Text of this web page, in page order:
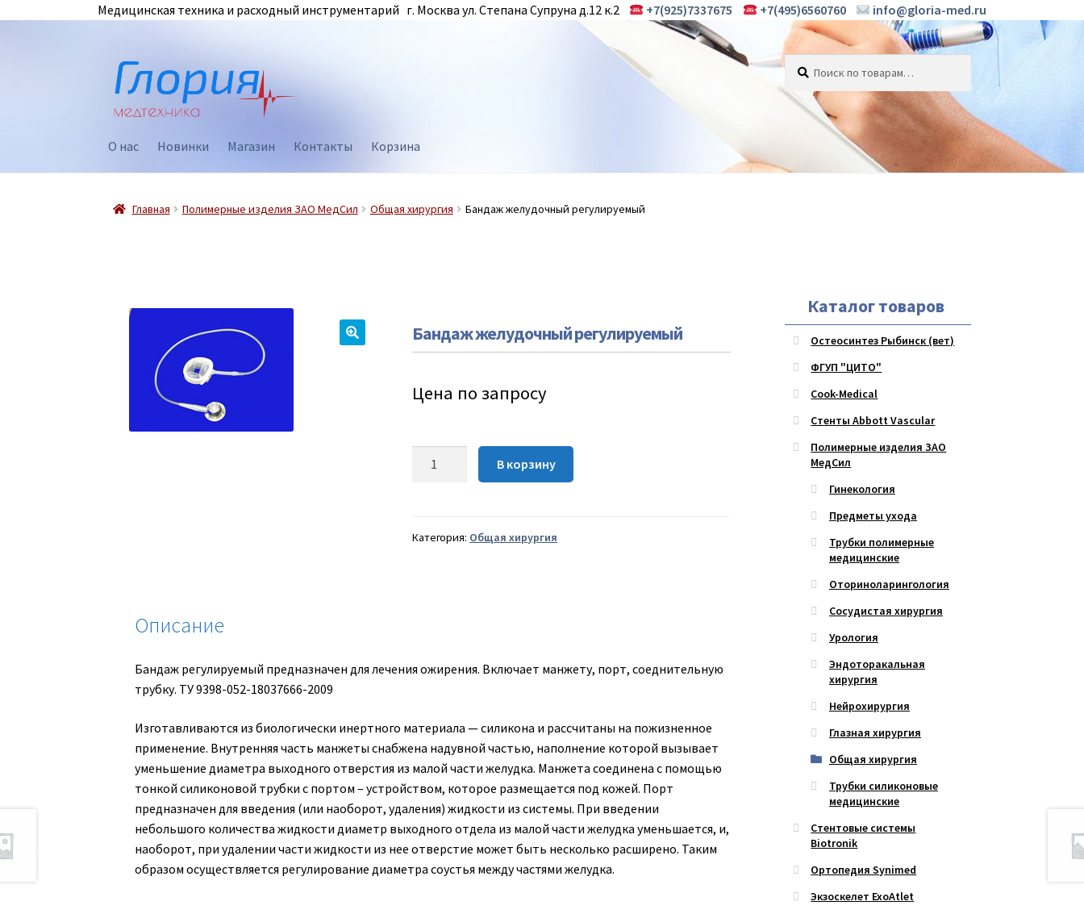
Медицинская техника и расходный инструментарий г. Москва ул. Степана Супруна д.12 к.2 +7(925)7337675 +7(495)6560760 info@gloria-med.ru
Перейти
к
Перейти
к
содержимому
О нас Новинки Магазин Контакты Корзина
Главная Полимерные изделия ЗАО МедСил Общая хирургия Бандаж желудочный регулируемый
Бандаж желудочный регулируемый
Цена по запросу
В корзину
Категория: Общая хирургия
Описание
Бандаж регулируемый предназначен для лечения ожирения. Включает манжету, порт, соеднительную
трубку. ТУ 9398-052-18037666-2009
Изготавливаются из биологически инертного материала — силикона и рассчитаны на пожизненное
применение. Внутренняя часть манжеты снабжена надувной частью, наполнение которой вызывает
уменьшение диаметра выходного отверстия из малой части желудка. Манжета соединена с помощью
тонкой силиконовой трубки с портом – устройством, которое размещается под кожей. Порт
предназначен для введения (или наоборот, удаления) жидкости из системы. При введении
небольшого количества жидкости диаметр выходного отдела из малой части желудка уменьшается, и,
наоборот, при удалении части жидкости из нее отверстие может быть несколько расширено. Таким
образом осуществляется регулирование диаметра соустья между частями желудка.
Каталог товаров
Остеосинтез Рыбинск (вет)
ФГУП "ЦИТО"
Cook-Medical
Стенты Abbott Vascular
Полимерные изделия ЗАО
МедСил
Гинекология
Предметы ухода
Трубки полимерные
медицинские
Оториноларингология
Сосудистая хирургия
Урология
Эндоторакальная
хирургия
Нейрохирургия
Глазная хирургия
Общая хирургия
Трубки силиконовые
медицинские
Стентовые системы
Biotronik
Ортопедия Synimed
Экзоскелет ExoAtlet